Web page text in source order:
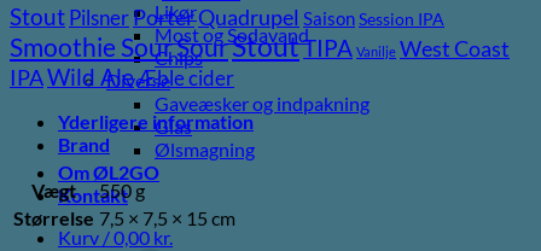
Likør
Most og Sodavand
Chips
Diverse
Gaveæsker og indpakning
Glas
Ølsmagning
Om ØL2GO
Kontakt
Kurv /0,00 kr.
Stout Pilsner PorterQuadrupel SaisonSession IPA
Smoothie SourSourStoutTIPA Vanilje West Coast
IPAWild AleÆble cider
Yderligere information
Brand
Vægt
550 g
Størrelse 7,5 × 7,5 × 15 cm